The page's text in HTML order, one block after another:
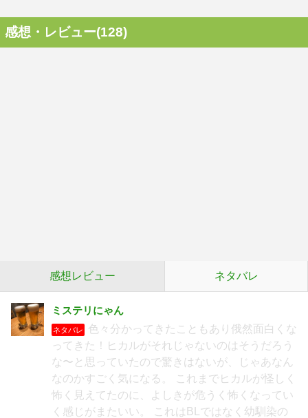
感想・レビュー(128)
感想レビュー ネタバレ
ミステリにゃん
ネタバレ
色々分かってきたこともあり俄然面白くな
ってきた！ヒカルがそれじゃないのはそうだろう
な〜と思っていたので驚きはないが、じゃあなん
なのかすごく気になる。 これまでヒカルが怪しく
怖く見えてたのに、よしきが危うく怖くなってい
く感じがまたいい。 これはBLではなく幼馴染の